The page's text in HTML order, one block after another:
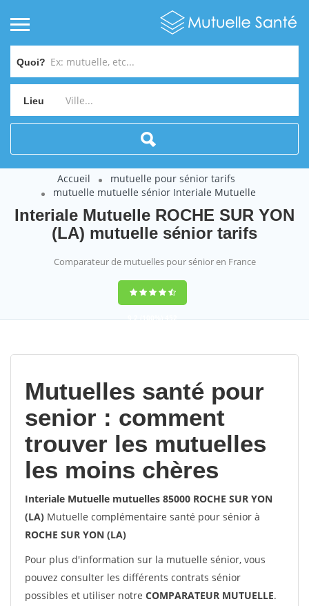
Quoi?
Lieu
Accueil
mutuelle pour sénior tarifs
mutuelle mutuelle sénior Interiale Mutuelle
Interiale Mutuelle ROCHE SUR YON
(LA) mutuelle sénior tarifs
Comparateur de mutuelles pour sénior en France
9,2(100%)452
Mutuelles santé pour
senior : comment
trouver les mutuelles
les moins chères
Interiale Mutuelle mutuelles 85000 ROCHE SUR YON
(LA) Mutuelle complémentaire santé pour sénior à
ROCHE SUR YON (LA)
Pour plus d'information sur la mutuelle sénior, vous
pouvez consulter les différents contrats sénior
possibles et utiliser notre COMPARATEUR MUTUELLE.